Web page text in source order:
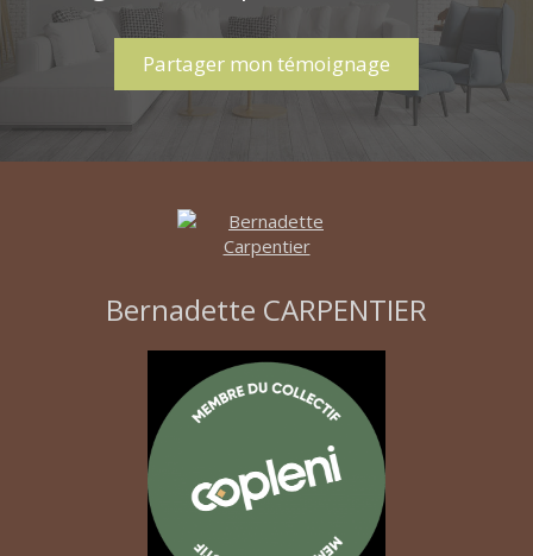
Partager mon témoignage
Bernadette CARPENTIER